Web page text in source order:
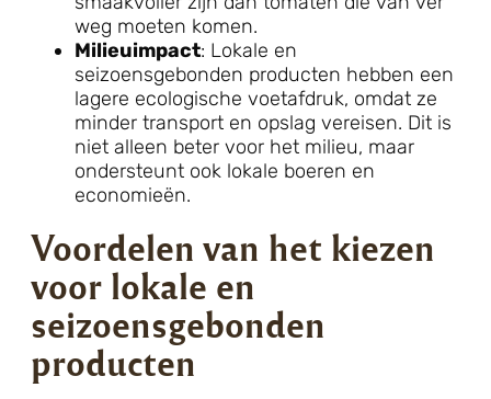
weg moeten komen.
Milieuimpact: Lokale en
seizoensgebonden producten hebben een
lagere ecologische voetafdruk, omdat ze
minder transport en opslag vereisen. Dit is
niet alleen beter voor het milieu, maar
ondersteunt ook lokale boeren en
economieën.
Voordelen van het kiezen
voor lokale en
seizoensgebonden
producten